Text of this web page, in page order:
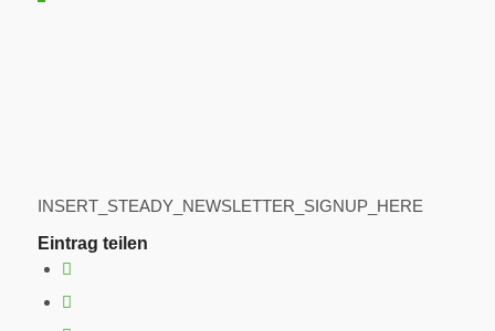
INSERT_STEADY_NEWSLETTER_SIGNUP_HERE
Eintrag teilen